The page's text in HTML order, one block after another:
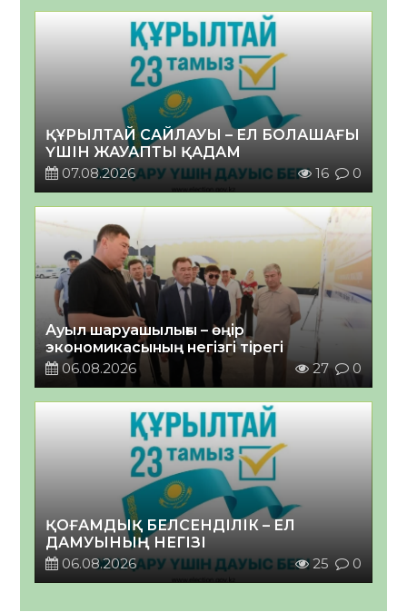
ҚҰРЫЛТАЙ САЙЛАУЫ – ЕЛ БОЛАШАҒЫ
ҮШІН ЖАУАПТЫ ҚАДАМ
07.08.2026
16 0
Ауыл шаруашылығы – өңір
экономикасының негізгі тірегі
06.08.2026
27 0
ҚОҒАМДЫҚ БЕЛСЕНДІЛІК – ЕЛ
ДАМУЫНЫҢ НЕГІЗІ
06.08.2026
25 0